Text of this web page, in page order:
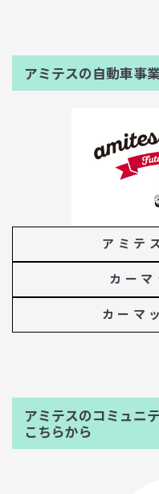
アミテスの自動車事
アミテ
カー
カーマ
アミテスのコミュニ
こちらから